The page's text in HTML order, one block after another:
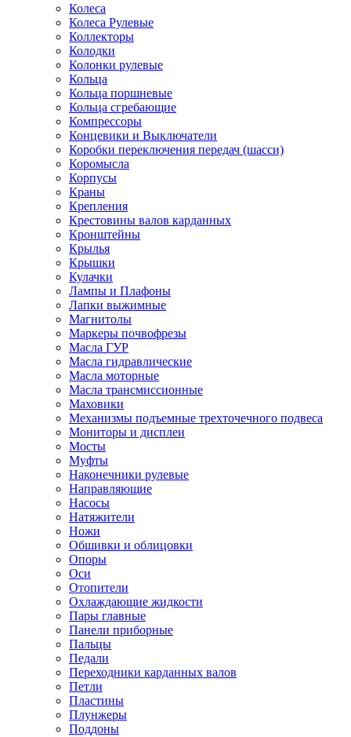
Колеса
Колеса Рулевые
Коллекторы
Колодки
Колонки рулевые
Кольца
Кольца поршневые
Кольца сгребающие
Компрессоры
Концевики и Выключатели
Коробки переключения передач (шасси)
Коромысла
Корпусы
Краны
Крепления
Крестовины валов карданных
Кронштейны
Крылья
Крышки
Кулачки
Лампы и Плафоны
Лапки выжимные
Магнитолы
Маркеры почвофрезы
Масла ГУР
Масла гидравлические
Масла моторные
Масла трансмиссионные
Маховики
Механизмы подъемные трехточечного подвеса
Мониторы и дисплеи
Мосты
Муфты
Наконечники рулевые
Направляющие
Насосы
Натяжители
Ножи
Обшивки и облицовки
Опоры
Оси
Отопители
Охлаждающие жидкости
Пары главные
Панели приборные
Пальцы
Педали
Переходники карданных валов
Петли
Пластины
Плунжеры
Поддоны